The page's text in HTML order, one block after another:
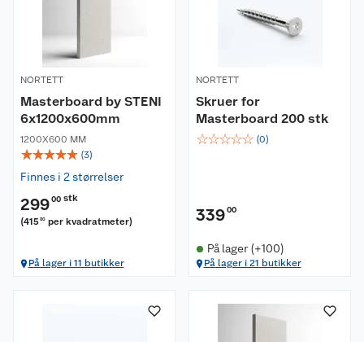
NORTETT
Masterboard by STENI
6x1200x600mm
1200X600 MM
☆☆☆☆☆ (3)
Finnes i 2 størrelser
29900 stk
(41530 per kvadratmeter)
På lager i 11 butikker
NORTETT
Skruer for
Masterboard 200 stk
☆☆☆☆☆ (0)
33900
På lager (+100)
På lager i 21 butikker